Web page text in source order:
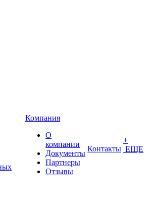
Компания
О
компании
Документы
Партнеры
Отзывы
Контакты
+
ЕЩЕ